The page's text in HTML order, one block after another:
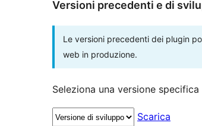
Versioni precedenti e di
Le versioni precedenti dei plugin
web in produzione.
Seleziona una versione
Scarica